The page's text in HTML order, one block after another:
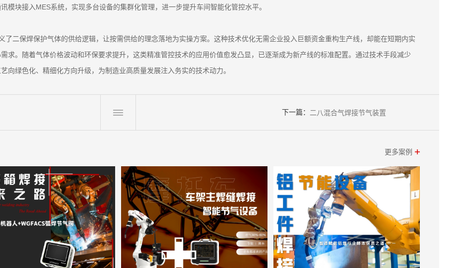
模块接入MES系统，实现多台设备的集群化管理，进一步提升车间智能化管控水平。
二保焊保护气体的供给逻辑，让按需供给的理念落地为实操方案。这种技术优化无需企业投入巨额资金重构生产线，却能在短期内实
求。随着气体价格波动和环保要求提升，这类精准管控技术的应用价值愈发凸显，已逐渐成为新产线的标准配置。通过技术手段减少
向绿色化、精细化方向升级，为制造业高质量发展注入务实的技术动力。
下一篇： 二八混合气焊接节气装置
更多案例